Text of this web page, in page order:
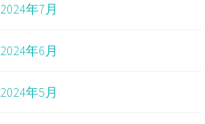
2024年7月
2024年6月
2024年5月